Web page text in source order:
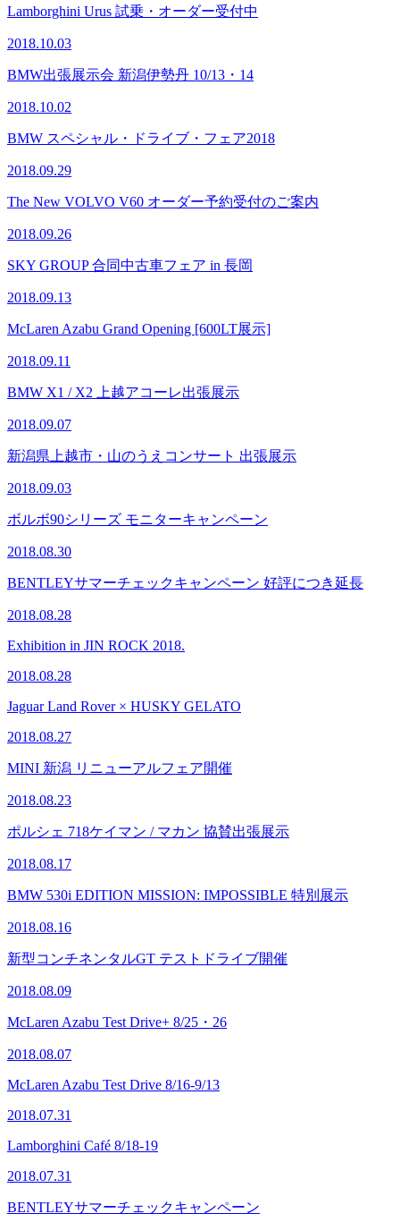
Lamborghini Urus 試乗・オーダー受付中
2018.10.03
BMW出張展示会 新潟伊勢丹 10/13・14
2018.10.02
BMW スペシャル・ドライブ・フェア2018
2018.09.29
The New VOLVO V60 オーダー予約受付のご案内
2018.09.26
SKY GROUP 合同中古車フェア in 長岡
2018.09.13
McLaren Azabu Grand Opening [600LT展示]
2018.09.11
BMW X1 / X2 上越アコーレ出張展示
2018.09.07
新潟県上越市・山のうえコンサート 出張展示
2018.09.03
ボルボ90シリーズ モニターキャンペーン
2018.08.30
BENTLEYサマーチェックキャンペーン 好評につき延長
2018.08.28
Exhibition in JIN ROCK 2018.
2018.08.28
Jaguar Land Rover × HUSKY GELATO
2018.08.27
MINI 新潟 リニューアルフェア開催
2018.08.23
ポルシェ 718ケイマン / マカン 協賛出張展示
2018.08.17
BMW 530i EDITION MISSION: IMPOSSIBLE 特別展示
2018.08.16
新型コンチネンタルGT テストドライブ開催
2018.08.09
McLaren Azabu Test Drive+ 8/25・26
2018.08.07
McLaren Azabu Test Drive 8/16-9/13
2018.07.31
Lamborghini Café 8/18-19
2018.07.31
BENTLEYサマーチェックキャンペーン